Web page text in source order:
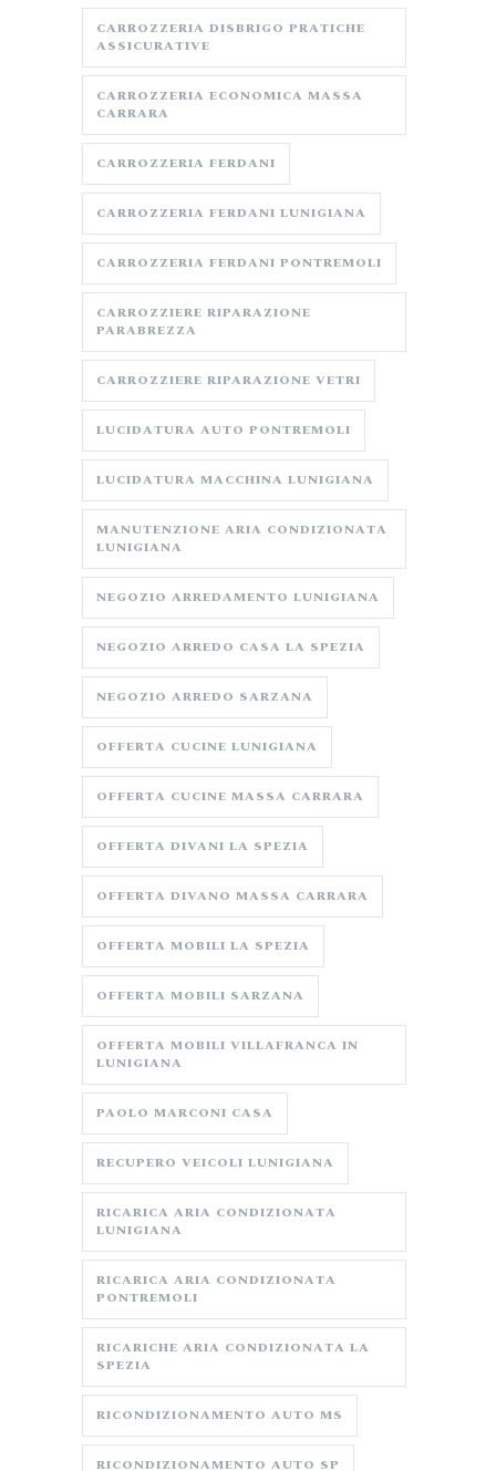
CARROZZERIA DISBRIGO PRATICHE
ASSICURATIVE
CARROZZERIA ECONOMICA MASSA
CARRARA
CARROZZERIA FERDANI
CARROZZERIA FERDANI LUNIGIANA
CARROZZERIA FERDANI PONTREMOLI
CARROZZIERE RIPARAZIONE
PARABREZZA
CARROZZIERE RIPARAZIONE VETRI
LUCIDATURA AUTO PONTREMOLI
LUCIDATURA MACCHINA LUNIGIANA
MANUTENZIONE ARIA CONDIZIONATA
LUNIGIANA
NEGOZIO ARREDAMENTO LUNIGIANA
NEGOZIO ARREDO CASA LA SPEZIA
NEGOZIO ARREDO SARZANA
OFFERTA CUCINE LUNIGIANA
OFFERTA CUCINE MASSA CARRARA
OFFERTA DIVANI LA SPEZIA
OFFERTA DIVANO MASSA CARRARA
OFFERTA MOBILI LA SPEZIA
OFFERTA MOBILI SARZANA
OFFERTA MOBILI VILLAFRANCA IN
LUNIGIANA
PAOLO MARCONI CASA
RECUPERO VEICOLI LUNIGIANA
RICARICA ARIA CONDIZIONATA
LUNIGIANA
RICARICA ARIA CONDIZIONATA
PONTREMOLI
RICARICHE ARIA CONDIZIONATA LA
SPEZIA
RICONDIZIONAMENTO AUTO MS
RICONDIZIONAMENTO AUTO SP